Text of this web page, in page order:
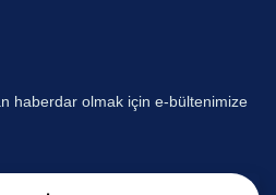
haberdar olmak için e-bültenimize